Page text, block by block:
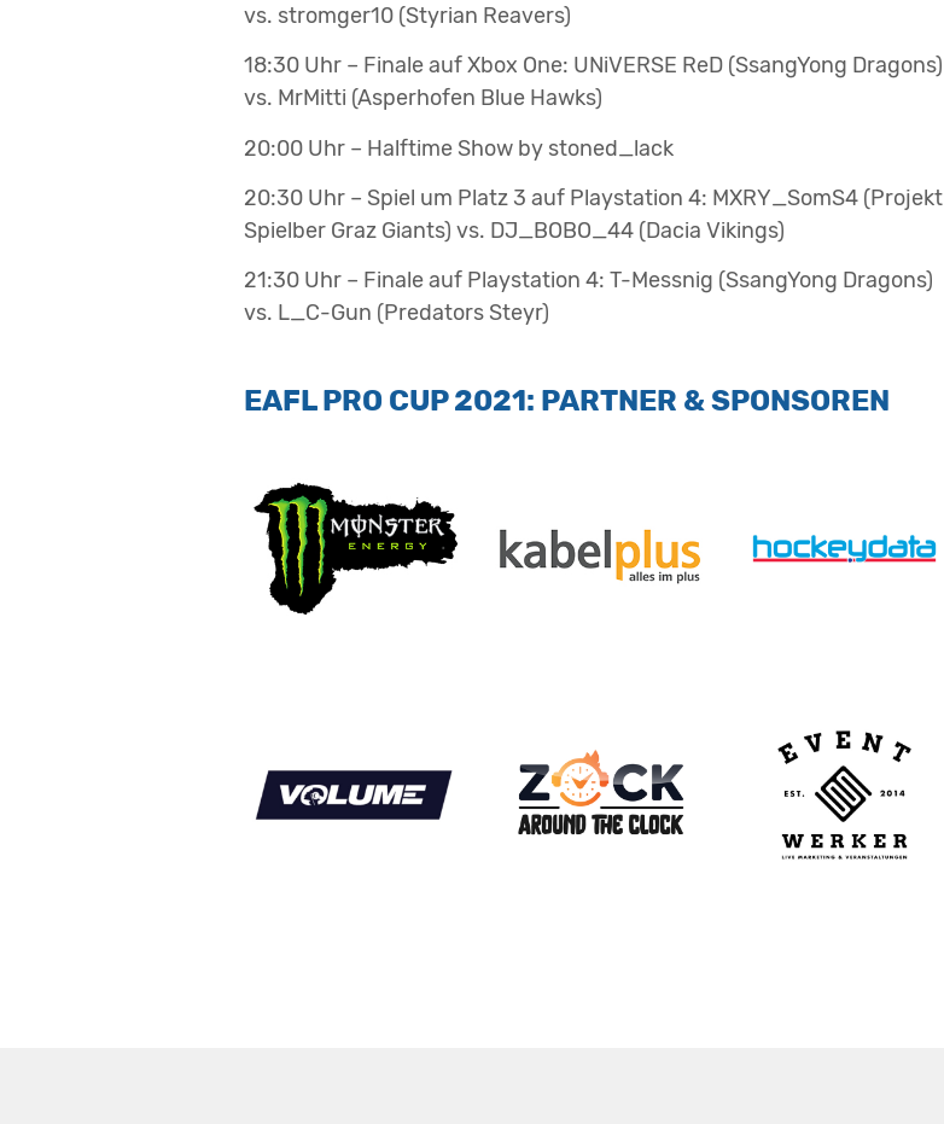
vs. stromger10 (Styrian Reavers)
18:30 Uhr – Finale auf Xbox One: UNiVERSE ReD (SsangYong Dragons)
vs. MrMitti (Asperhofen Blue Hawks)
20:00 Uhr – Halftime Show by stoned_lack
20:30 Uhr – Spiel um Platz 3 auf Playstation 4: MXRY_SomS4 (Projekt
Spielber Graz Giants) vs. DJ_BOBO_44 (Dacia Vikings)
21:30 Uhr – Finale auf Playstation 4: T-Messnig (SsangYong Dragons)
vs. L_C-Gun (Predators Steyr)
EAFL PRO CUP 2021: PARTNER & SPONSOREN